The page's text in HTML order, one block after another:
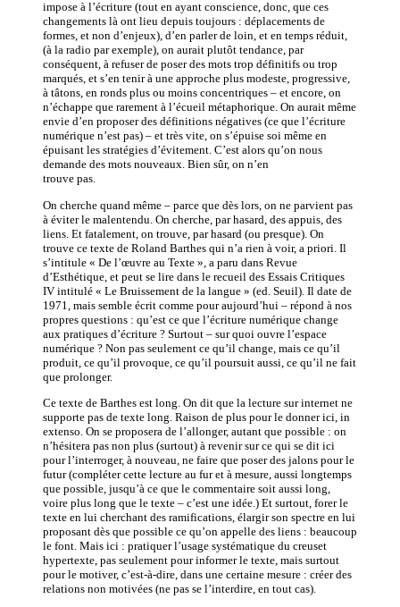
impose à l’écriture (tout en ayant conscience, donc, que ces
changements là ont lieu depuis toujours : déplacements de
formes, et non d’enjeux), d’en parler de loin, et en temps réduit,
(à la radio par exemple), on aurait plutôt tendance, par
conséquent, à refuser de poser des mots trop définitifs ou trop
marqués, et s’en tenir à une approche plus modeste, progressive,
à tâtons, en ronds plus ou moins concentriques – et encore, on
n’échappe que rarement à l’écueil métaphorique. On aurait même
envie d’en proposer des définitions négatives (ce que l’écriture
numérique n’est pas) – et très vite, on s’épuise soi même en
épuisant les stratégies d’évitement. C’est alors qu’on nous
demande des mots nouveaux. Bien sûr, on n’en
trouve pas.
On cherche quand même – parce que dès lors, on ne parvient pas
à éviter le malentendu. On cherche, par hasard, des appuis, des
liens. Et fatalement, on trouve, par hasard (ou presque). On
trouve ce texte de Roland Barthes qui n’a rien à voir, a priori. Il
s’intitule « De l’œuvre au Texte », a paru dans Revue
d’Esthétique, et peut se lire dans le recueil des Essais Critiques
IV intitulé « Le Bruissement de la langue » (ed. Seuil). Il date de
1971, mais semble écrit comme pour aujourd’hui – répond à nos
propres questions : qu’est ce que l’écriture numérique change
aux pratiques d’écriture ? Surtout – sur quoi ouvre l’espace
numérique ? Non pas seulement ce qu’il change, mais ce qu’il
produit, ce qu’il provoque, ce qu’il poursuit aussi, ce qu’il ne fait
que prolonger.
Ce texte de Barthes est long. On dit que la lecture sur internet ne
supporte pas de texte long. Raison de plus pour le donner ici, in
extenso. On se proposera de l’allonger, autant que possible : on
n’hésitera pas non plus (surtout) à revenir sur ce qui se dit ici
pour l’interroger, à nouveau, ne faire que poser des jalons pour le
futur (compléter cette lecture au fur et à mesure, aussi longtemps
que possible, jusqu’à ce que le commentaire soit aussi long,
voire plus long que le texte – c’est une idée.) Et surtout, forer le
texte en lui cherchant des ramifications, élargir son spectre en lui
proposant dès que possible ce qu’on appelle des liens : beaucoup
le font. Mais ici : pratiquer l’usage systématique du creuset
hypertexte, pas seulement pour informer le texte, mais surtout
pour le motiver, c’est-à-dire, dans une certaine mesure : créer des
relations non motivées (ne pas se l’interdire, en tout cas).